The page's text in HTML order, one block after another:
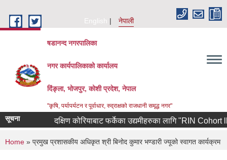
English
नेपाली
षडानन्द नगरपालिका
नगर कार्यपालिकाको कार्यालय
दिंङ्ला, भोजपुर, कोशी प्रदेश, नेपाल
"कृषि, पर्यापर्यटन र पूर्वाधार, रुद्राक्षको राजधानी समृद्ध नगर"
सूचना दक्षिण कोरियाबाट फर्केका उद्यमीहरुका लागि "RIN Cohort
You are here
Home » प्रमुख प्रशासकीय अधिकृत श्री बिनोद कुमार भण्डारी ज्यूको स्वागत कार्यक्रम